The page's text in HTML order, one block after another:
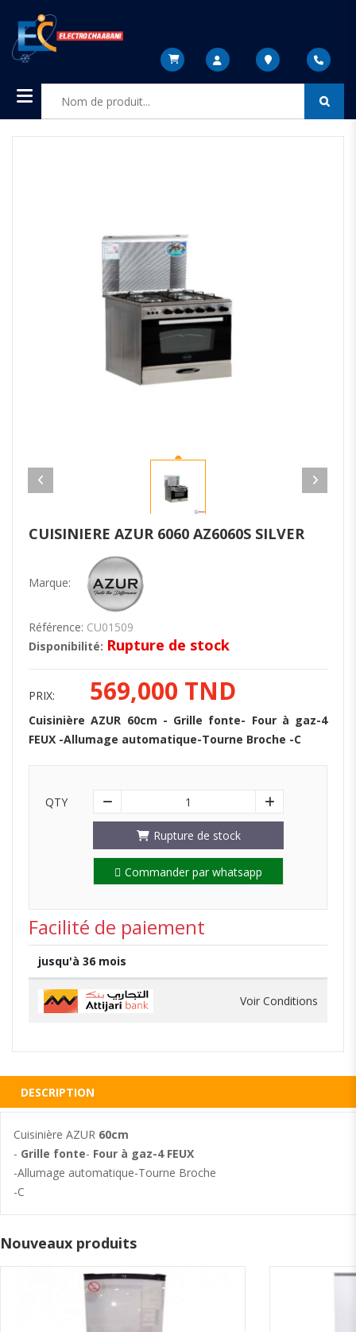
CUISINIERE AZUR 6060 AZ6060S SILVER
Marque:
Référence: CU01509
Disponibilité: Rupture de stock
PRIX: 569,000 TND
Cuisinière AZUR 60cm - Grille fonte- Four à gaz-4
FEUX -Allumage automatique-Tourne Broche -C
QTY 1
Rupture de stock
Commander par whatsapp
Facilité de paiement
jusqu'à 36 mois
Voir Conditions
DESCRIPTION
Cuisinière AZUR 60cm
- Grille fonte- Four à gaz-4 FEUX
-Allumage automatique-Tourne Broche
-C
Nouveaux produits